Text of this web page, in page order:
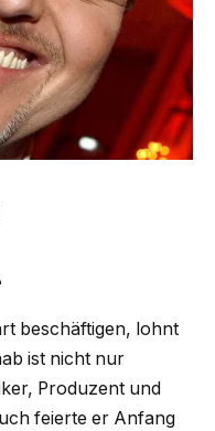
beschäftigen, lohnt
ist nicht nur
Produzent und
feierte er Anfang